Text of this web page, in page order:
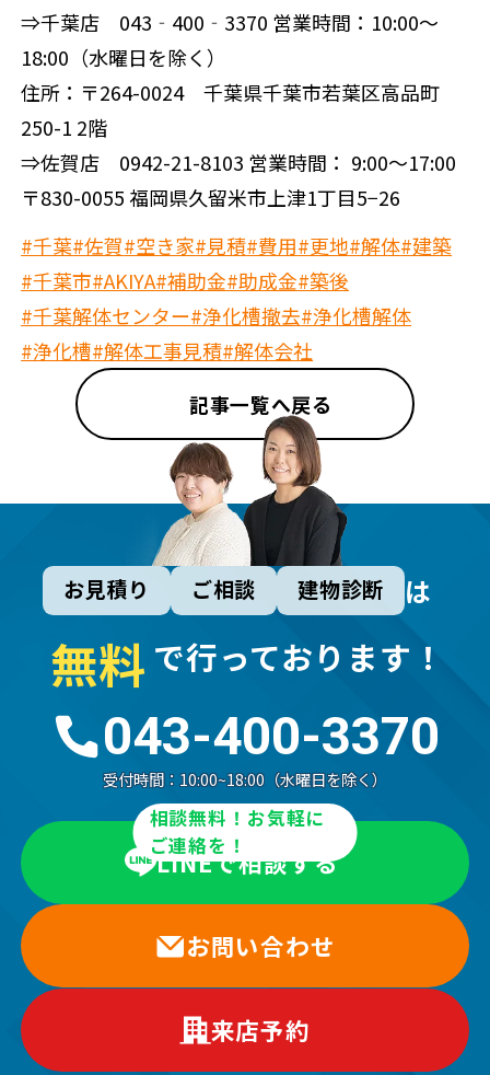
⇒千葉店 043‐400‐3370 営業時間：10:00～
18:00（水曜日を除く）
住所：〒264-0024 千葉県千葉市若葉区高品町
250-1 2階
⇒佐賀店 0942-21-8103 営業時間： 9:00～17:00
〒830-0055 福岡県久留米市上津1丁目5−26
#千葉#佐賀#空き家#見積#費用#更地#解体#建築
#千葉市#AKIYA#補助金#助成金#築後
#千葉解体センター#浄化槽撤去#浄化槽解体
#浄化槽#解体工事見積#解体会社
記事一覧へ戻る
お見積り ご相談 建物診断 は
無料 で行っております！
043-400-3370
受付時間： 10:00~18:00（水曜日を除く）
相談無料！お気軽に
ご連絡を！
LINEで相談する
お問い合わせ
来店予約